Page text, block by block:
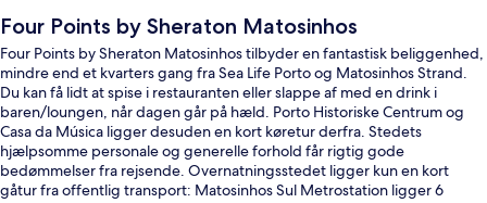
Four Points by Sheraton Matosinhos
Four Points by Sheraton Matosinhos tilbyder en fantastisk beliggenhed,
mindre end et kvarters gang fra Sea Life Porto og Matosinhos Strand.
Du kan få lidt at spise i restauranten eller slappe af med en drink i
baren/loungen, når dagen går på hæld. Porto Historiske Centrum og
Casa da Música ligger desuden en kort køretur derfra. Stedets
hjælpsomme personale og generelle forhold får rigtig gode
bedømmelser fra rejsende. Overnatningsstedet ligger kun en kort
gåtur fra offentlig transport: Matosinhos Sul Metrostation ligger 6